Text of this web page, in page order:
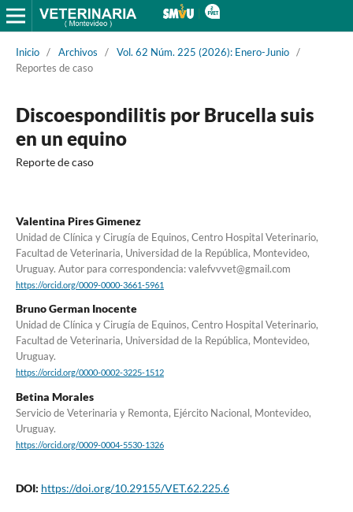
Inicio / Archivos / Vol. 62 Núm. 225 (2026): Enero-Junio /
Reportes de caso
Discoespondilitis por Brucella suis
en un equino
Reporte de caso
Valentina Pires Gimenez
Unidad de Clínica y Cirugía de Equinos, Centro Hospital Veterinario,
Facultad de Veterinaria, Universidad de la República, Montevideo,
Uruguay. Autor para correspondencia: valefvvvet@gmail.com
https://orcid.org/0009-0000-3661-5961
Bruno German Inocente
Unidad de Clínica y Cirugía de Equinos, Centro Hospital Veterinario,
Facultad de Veterinaria, Universidad de la República, Montevideo,
Uruguay.
https://orcid.org/0000-0002-3225-1512
Betina Morales
Servicio de Veterinaria y Remonta, Ejército Nacional, Montevideo,
Uruguay.
https://orcid.org/0009-0004-5530-1326
DOI: https://doi.org/10.29155/VET.62.225.6